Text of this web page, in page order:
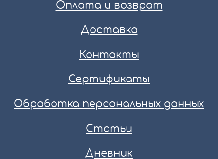
Оплата и возврат
Доставка
Контакты
Сертификаты
Обработка персональных данных
Статьи
Дневник